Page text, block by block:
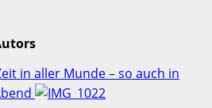
in aller Munde – so auch in